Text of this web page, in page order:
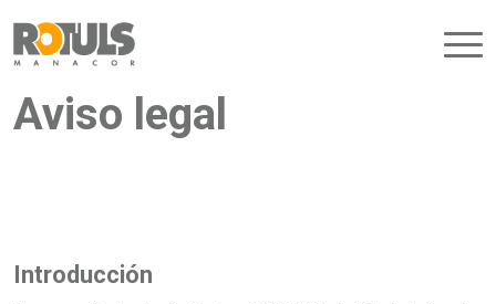
Cerrar
Aviso legal
Introducción